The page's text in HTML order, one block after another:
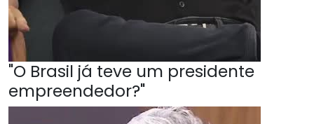
"O Brasil já teve um presidente
empreendedor?"